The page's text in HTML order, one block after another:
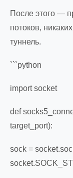
После этого —
потоков,
туннель.
```python
import socket
def
target_port):
sock =